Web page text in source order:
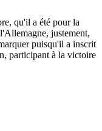
qu'il a été pour la
justement,
puisqu'il a inscrit
participant à la victoire